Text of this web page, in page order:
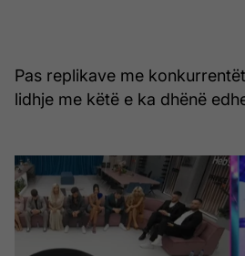
Pas replikave me
lidhje me këtë e ka dhënë